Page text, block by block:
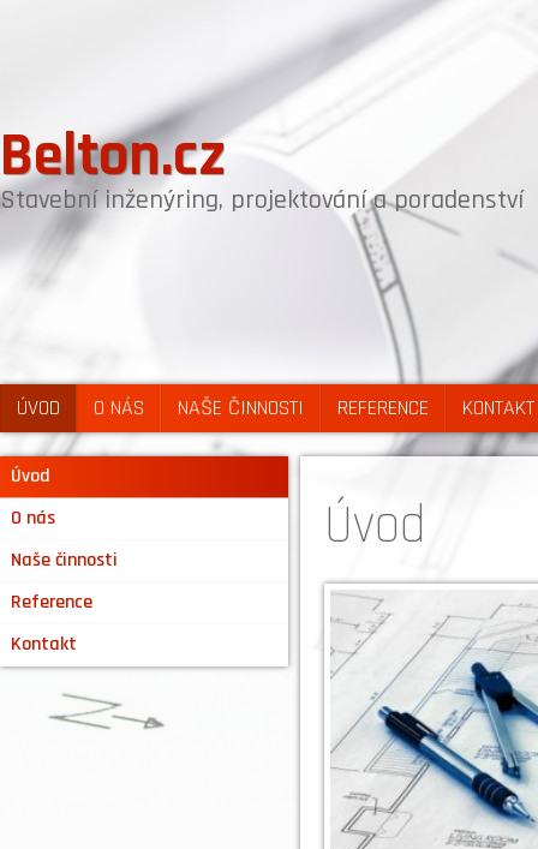
Belton.cz
Stavební inženýring, projektování a poradenství
ÚVOD O NÁS NAŠE ČINNOSTI REFERENCE KONTAKT
Úvod
O nás
Naše činnosti
Reference
Kontakt
Úvod